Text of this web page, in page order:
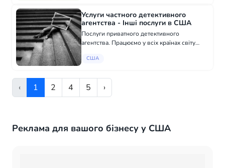
Услуги частного детективного
агентства - Інші послуги в США
Послуги приватного детективного
агентства. Працюємо у всіх країнах світу
чоловік, партнер по бізнесу Деталізація
США
‹ 1 2 4 5 ›
Реклама для вашого бізнесу у США